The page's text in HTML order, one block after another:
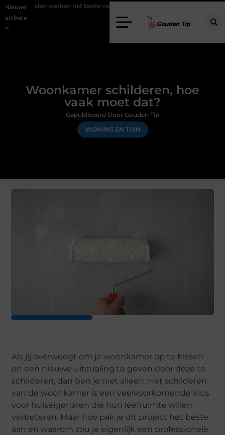
Nieuwe
artikele
n
het beste voor vastgoedmarketing?
Woonkamer schilderen, hoe
vaak moet dat?
WONING EN TUIN
Gepubliceerd Door Gouden Tip
Als jij overweegt om je woonkamer op te frissen
en een nieuwe uitstraling te geven door deze te
schilderen, dan ben je niet alleen. Het schilderen
van de woonkamer is een veelvoorkomende klus
voor huiseigenaren die hun leefruimte willen
verbeteren. Maar hoe pak je dit project het beste
aan en waarom zou je eigenlijk een professionele